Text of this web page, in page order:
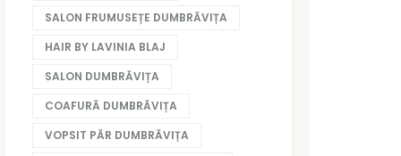
SALON FRUMUSEȚE DUMBRĂVIȚA
HAIR BY LAVINIA BLAJ
SALON DUMBRĂVIȚA
COAFURĂ DUMBRĂVIȚA
VOPSIT PĂR DUMBRĂVIȚA